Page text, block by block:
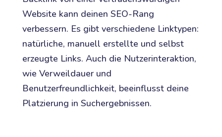
Website kann deinen SEO-Rang
verbessern. Es gibt verschiedene Linktypen:
natürliche, manuell erstellte und selbst
erzeugte Links. Auch die Nutzerinteraktion,
wie Verweildauer und
Benutzerfreundlichkeit, beeinflusst deine
Platzierung in Suchergebnissen.